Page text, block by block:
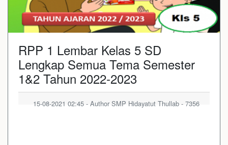
RPP 1 Lembar Kelas 5 SD
Lengkap Semua Tema Semester
1&2 Tahun 2022-2023
15-08-2021 02:45 - Author SMP Hidayatut Thullab - 7356